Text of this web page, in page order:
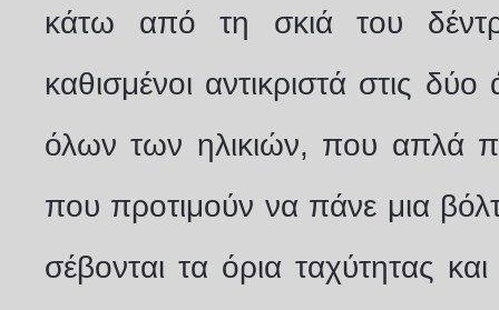
κάτω από τη σκιά του
καθισμένοι αντικριστά στις
όλων των ηλικιών, που απλά
που προτιμούν να πάνε μια
σέβονται τα όρια ταχύτητας